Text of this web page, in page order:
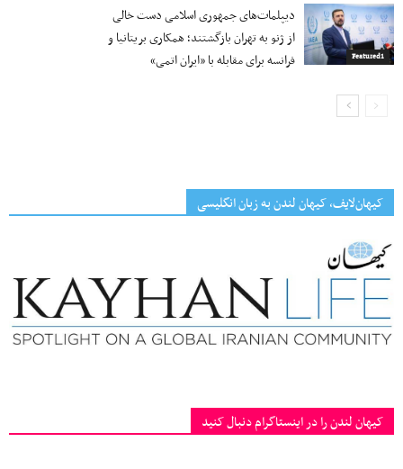
Featured1
دیپلمات‌های جمهوری اسلامی دست خالی
از ژنو به تهران بازگشتند؛ همکاری بریتانیا و
فرانسه برای مقابله با «ایران اتمی»
کیهان‌لایف، کیهان لندن به زبان انگلیسی
کیهان لندن را در اینستاگرام دنبال کنید